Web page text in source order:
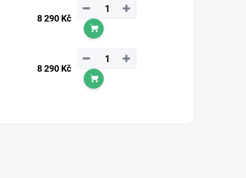
8 290 Kč
+
−
Do košíku
8 290 Kč
+
−
Do košíku